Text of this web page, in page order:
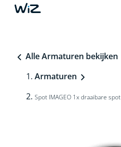
Alle Armaturen bekijken
Armaturen
Spot IMAGEO 1x draaibare spot